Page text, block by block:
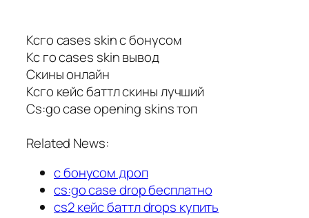
Ксго cases skin с бонусом
Кс го cases skin вывод
Скины онлайн
Ксго кейс баттл скины лучший
Cs:go case opening skins топ
Related News:
с бонусом дроп
cs:go case drop бесплатно
cs2 кейс баттл drops купить